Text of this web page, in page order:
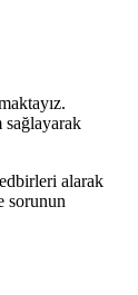
sağlayarak
alarak
sorunun